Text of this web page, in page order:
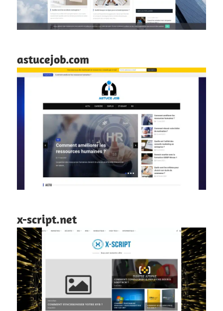
astucejob.com
x-script.net